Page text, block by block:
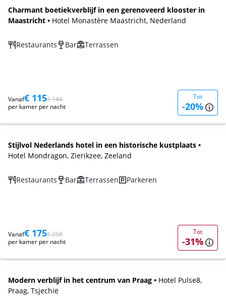
Charmant boetiekverblijf in een gerenoveerd klooster in
Maastricht • Hotel Monastère Maastricht, Nederland
Restaurants Bar Terrassen
Vanaf€ 115€ 144
per kamer per nacht
Tot
-20%
Stijlvol Nederlands hotel in een historische kustplaats •
Hotel Mondragon, Zierikzee, Zeeland
Restaurants Bar Terrassen Parkeren
Vanaf€ 175€ 258
per kamer per nacht
Tot
-31%
Modern verblijf in het centrum van Praag • Hotel Pulse8,
Praag, Tsjechië